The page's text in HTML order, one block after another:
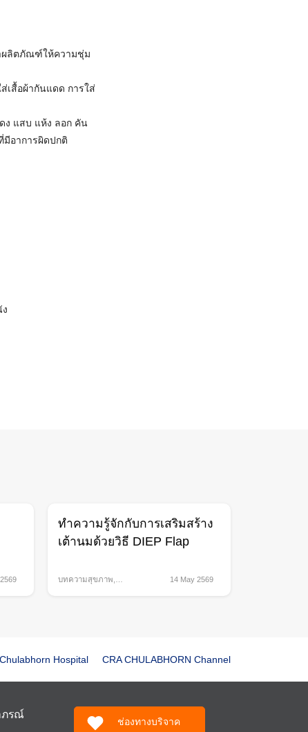
ผลิตภัณฑ์ให้ความชุ่ม
เสื้อผ้ากันแดด การใส่
ง แสบ แห้ง ลอก คัน
อาการผิดปกติ
ทำความรู้จักกับการเสริมสร้าง
เต้านมด้วยวิธี DIEP Flap
บทความสุขภาพ 14 May 2569
Chulabhorn Hospital CRA CHULABHORN Channel
ภรณ์
ช่องทางบริจาค